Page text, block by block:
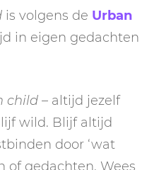
is volgens de Urban
in eigen gedachten
child – altijd jezelf
wild. Blijf altijd
door ‘wat
of gedachten. Wees